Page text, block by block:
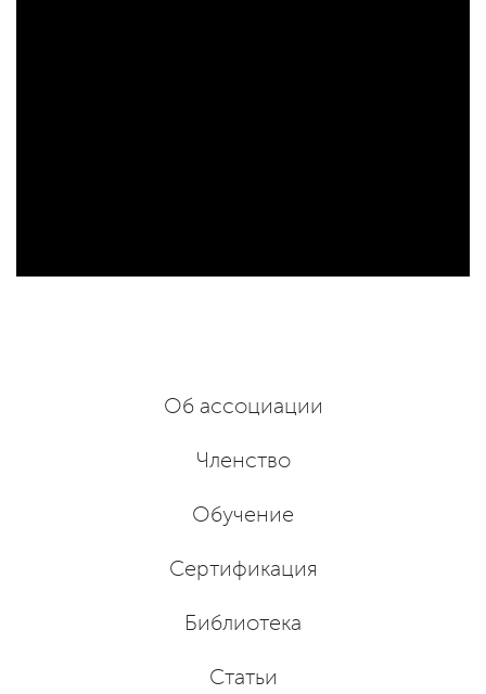
Об ассоциации
Членство
Обучение
Сертификация
Библиотека
Статьи